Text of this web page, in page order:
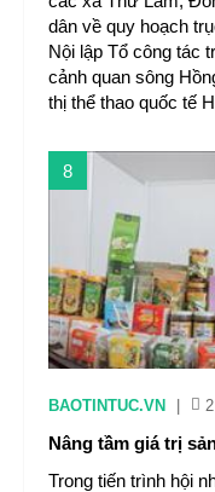
dân về quy hoạch
Nội lập Tổ công tác
cảnh quan sông
thị thể thao quốc tế
8
BAOTINTUC.VN
Nâng tầm giá trị
Trong tiến trình hội